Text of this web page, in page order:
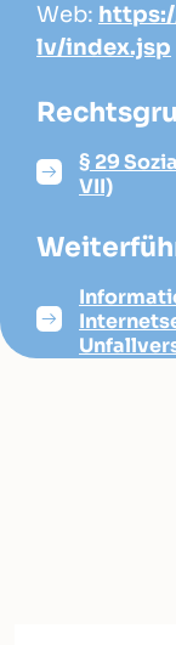
Web:
lv/index.jsp
§ 29
VII)